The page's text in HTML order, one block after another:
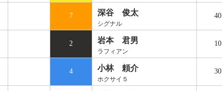
7 深谷 俊太
シグナル
40
2 岩本 君男
ラフィアン
10
4 小林 頼介
ホクサイ５
30